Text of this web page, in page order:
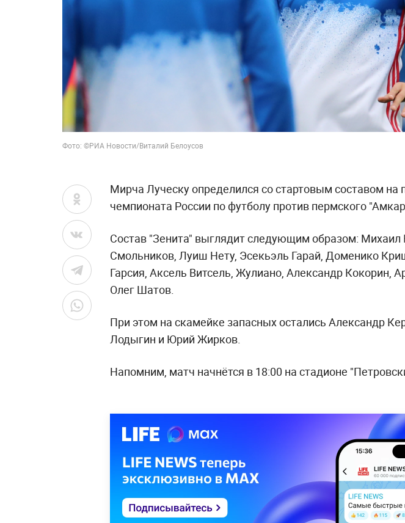
Фото: ©РИА Новости/Виталий Белоусов
Мирча Луческу определился со стартовым составом на
чемпионата России по футболу против пермского
Состав "Зенита" выглядит следующим образом: Михаил
Смольников, Луиш Нету, Эсекьэль Гарай, Доменико
Гарсия, Аксель Витсель, Жулиано, Александр Кокорин,
Олег Шатов.
При этом на скамейке запасных остались Александр
Лодыгин и Юрий Жирков.
Напомним, матч начнётся в 18:00 на стадионе